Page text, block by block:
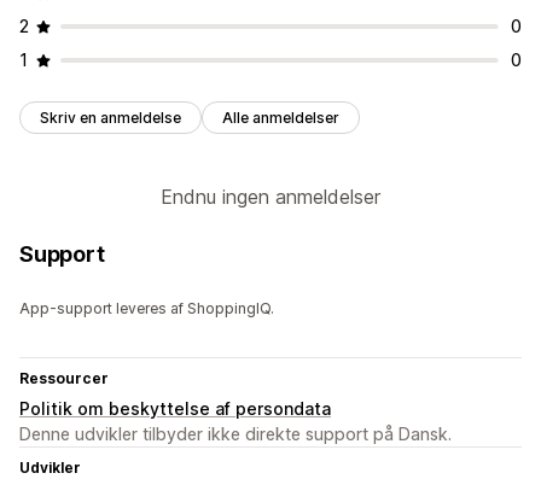
2
0
1
0
Skriv en anmeldelse Alle anmeldelser
Endnu ingen anmeldelser
Support
App-support leveres af ShoppingIQ.
Ressourcer
Politik om beskyttelse af persondata
Denne udvikler tilbyder ikke direkte support på Dansk.
Udvikler